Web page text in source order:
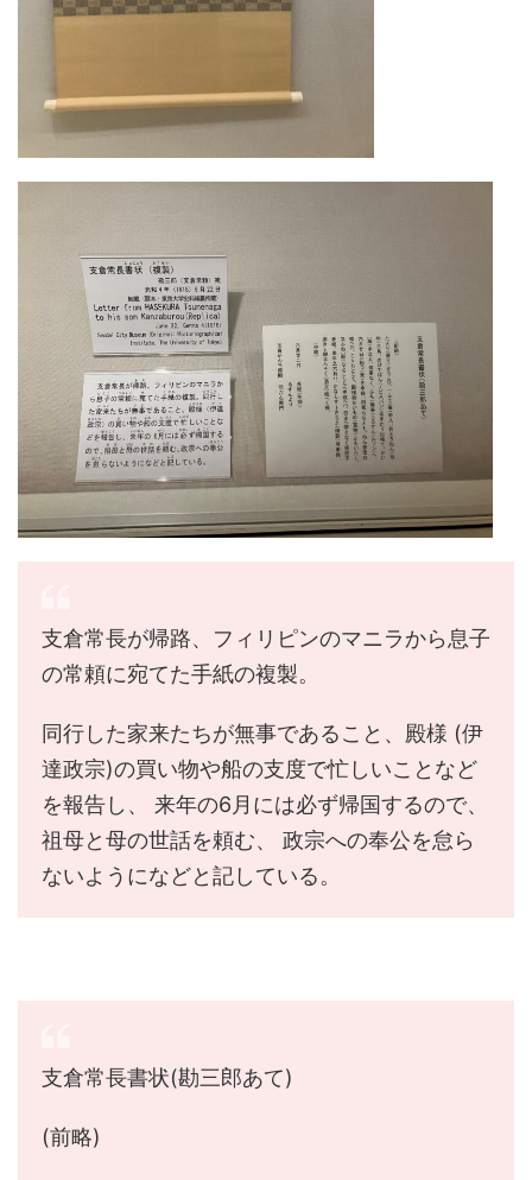
支倉常長が帰路、フィリピンのマニラから息子
の常頼に宛てた手紙の複製。
同行した家来たちが無事であること、殿様 (伊
達政宗)の買い物や船の支度で忙しいことなど
を報告し、 来年の6月には必ず帰国するので、
祖母と母の世話を頼む、 政宗への奉公を怠ら
ないようになどと記している。
支倉常長書状(勘三郎あて)
(前略)